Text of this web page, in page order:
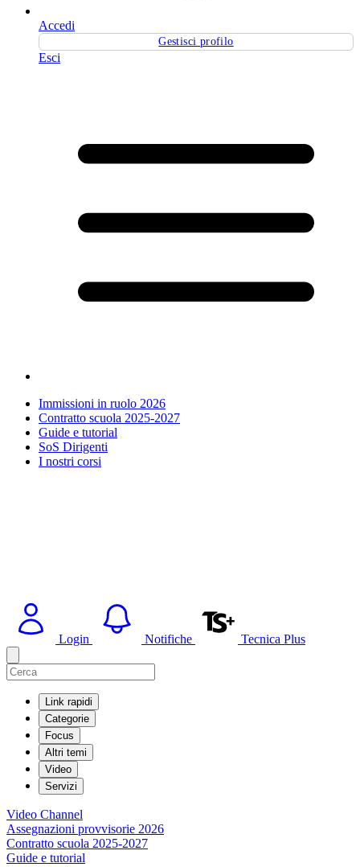
Accedi
Gestisci profilo
Esci
Immissioni in ruolo 2026
Contratto scuola 2025-2027
Guide e tutorial
SoS Dirigenti
I nostri corsi
Login Notifiche Tecnica Plus
Link rapidi
Categorie
Focus
Altri temi
Video
Servizi
Video Channel
Assegnazioni provvisorie 2026
Contratto scuola 2025-2027
Guide e tutorial